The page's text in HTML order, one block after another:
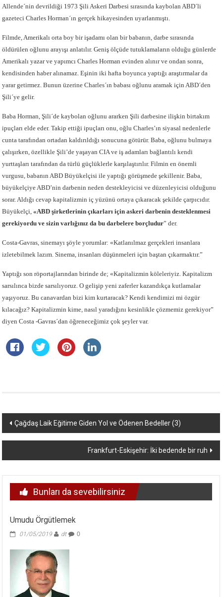
Allende´nin devrildiği 1973 Şili Askeri Darbesi sırasında kaybolan ABD´li
gazeteci Charles Horman´ın gerçek hikayesinden uyarlanmıştı.
Filmde, Amerikalı orta boy bir işadamı olan bir babanın, darbe sırasında
öldürülen oğlunu arayışı anlatılır. Geniş ölçüde tutuklamaların olduğu günlerde
Amerikalı yazar ve yapımcı Charles Horman evinden alınır ve ondan sonra,
kendisinden haber alınamaz. Eşinin iki hafta boyunca yaptığı araştırmalar da
yarar getirmez. Bunun üzerine Charles´ın babası oğlunu aramak için ABD´den
Şili´ye gelir.
Baba Horman, Şili´de kaybolan oğlunu ararken Şili darbesine ilişkin birtakım
ipuçları elde eder. Takip ettiği ipuçları onu, oğlu Charles’ın siyasal nedenlerle
cunta tarafından ortadan kaldırıldığı sonucuna götürür. Baba, oğlunu bulmaya
çalışırken, özellikle Şili’de yaşayan CIA ve iş adamları bağlantılı kendi
yurttaşları tarafından da türlü güçlüklerle karşılaştırılır. Filmin en önemli
vurgusu, babanın ABD Büyükelçisi ile yaptığı görüşmede şekillenir. Baba,
büyükelçiye ABD’nin darbenin neden destekleyicisi ve düzenleyicisi olduğunu
sorar. Aldığı cevap kapitalizmin iç yüzünü ortaya çıkaracak şekilde çarpıcıdır.
Büyükelçi,«ABD şirketlerinin çıkarları için askeri darbenin desteklenmesi
gerekiyordu ve sizin varlığınız da bu darbelere borçludur” der.
Costa-Gavras, sinemayı şöyle yorumlar: «Katlanılmaz gerçekleri insanlara
izletebilmek lazım. Sinema, insanları düşünmeleri için baştan çıkarmaktır.”
Yaptığı son röportajlarından birinde de; «Kapitalizmin köleleriyiz. Kapitalizm
sarsılınca bizde sarsılıyoruz. O gelişip yeni zaferler kazandıkça kutlamalar
yaşıyoruz. Bu canavardan bizi kim kurtaracak? Kendi kendimizi mi özgür
kılacağız? Kapitalizmin kime, nasıl yaradığını kesinlikle çözmemiz gerekiyor”
diyen Costa -Gavras´dan öğreneceğimiz çok şeyler var.
Yazı
dolaşımı
Çağdaş Laik Eğitime Giden Yol ve Ödenen Bedeller (3)
Frankfurt-Eskişehir: İki bedende bir ruh
Bunları da sevebilirsiniz
Umudu Örgütlemek
01/05/2019 dt 0